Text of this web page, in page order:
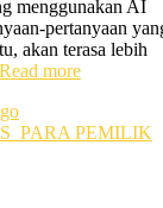
menggunakan AI
pertanyaan
akan terasa lebih
Read more